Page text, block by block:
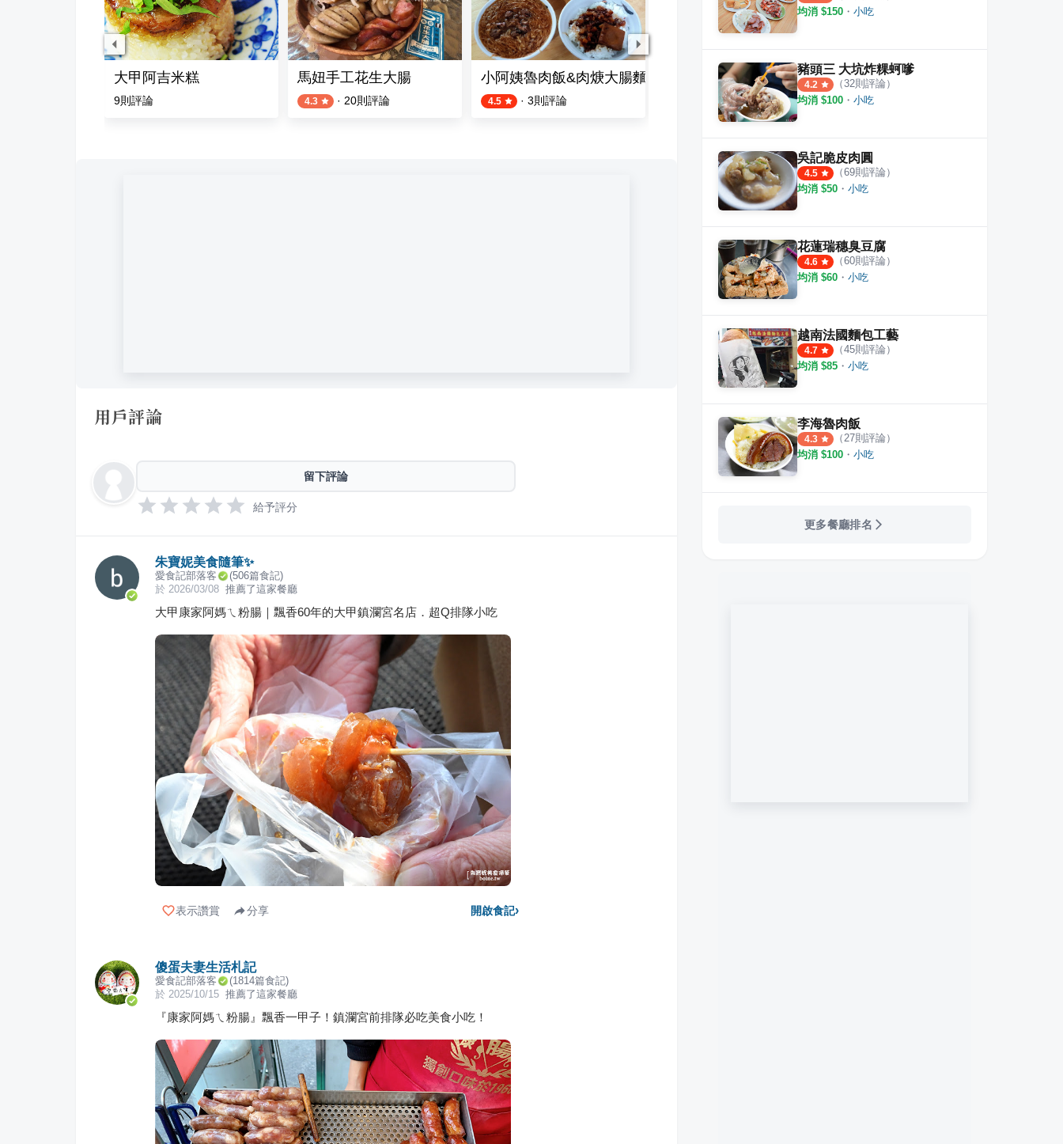
大甲阿吉米糕
9則評論
馬妞手工花生大腸
4.3 · 20則評論
小阿姨魯肉飯&肉焿大腸麵線
4.5 · 3則評論
大甲芋香包
14則評論
梅香小吃
3.6
用戶評論
留下評論
給予評分
朱寶妮美食隨筆✨
愛食記部落客 (506篇食記)
於 2026/03/08 推薦了這家餐廳
大甲康家阿媽ㄟ粉腸｜飄香60年的大甲鎮瀾宮名店．超Q排隊小吃
表示讚賞 分享 開啟食記›
傻蛋夫妻生活札記
愛食記部落客 (1814篇食記)
於 2025/10/15 推薦了這家餐廳
『康家阿媽ㄟ粉腸』飄香一甲子！鎮瀾宮前排隊必吃美食小吃！
均消 $150 ・ 小吃
豬頭三 大坑炸粿蚵嗲
4.2 （32則評論）
均消 $100 ・ 小吃
吳記脆皮肉圓
4.5 （69則評論）
均消 $50 ・ 小吃
花蓮瑞穗臭豆腐
4.6 （60則評論）
均消 $60 ・ 小吃
越南法國麵包工藝
4.7 （45則評論）
均消 $85 ・ 小吃
李海魯肉飯
4.3 （27則評論）
均消 $100 ・ 小吃
更多餐廳排名